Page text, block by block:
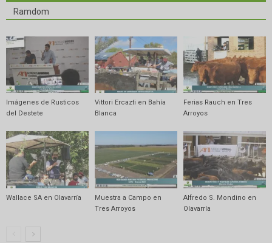
Ramdom
Imágenes de Rusticos
del Destete
Vittori Ercazti en Bahía
Blanca
Ferias Rauch en Tres
Arroyos
Wallace SA en Olavarría
Muestra a Campo en
Tres Arroyos
Alfredo S. Mondino en
Olavarría